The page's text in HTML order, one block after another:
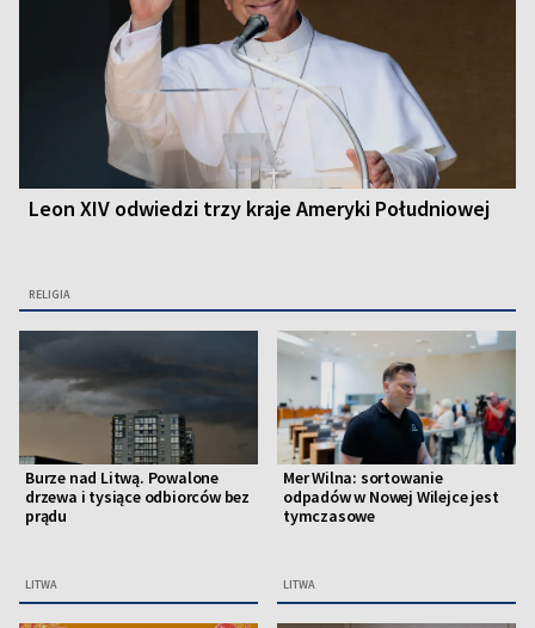
Leon XIV odwiedzi trzy kraje Ameryki Południowej
RELIGIA
Burze nad Litwą. Powalone
drzewa i tysiące odbiorców bez
prądu
LITWA
Mer Wilna: sortowanie
odpadów w Nowej Wilejce jest
tymczasowe
LITWA